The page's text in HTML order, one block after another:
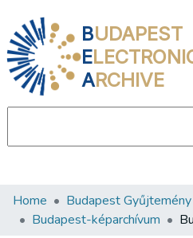
BUDAPEST
E
ARCHIVE
Communities & Collections
Home Budapest Gyűjtemény
Budapest-képarchívum